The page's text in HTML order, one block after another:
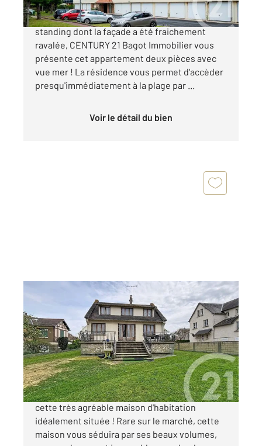
VUE MER - Dans une résidence de bon
standing dont la façade a été fraichement
ravalée, CENTURY 21 Bagot Immobilier vous
présente cet appartement deux pièces avec
vue mer ! La résidence vous permet d'accèder
presqu'immédiatement à la plage par ...
Voir le détail du bien
VILLERS SUR MER 14
, 6 pièces
Ref : 14136
Maison à vendre
550 000 €
CENTURY 21 Bagot Immobilier vous présente
cette très agréable maison d'habitation
idéalement située ! Rare sur le marché, cette
maison vous séduira par ses beaux volumes,